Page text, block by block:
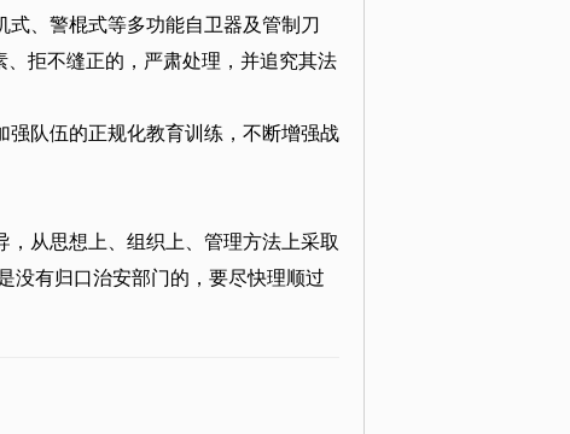
、警棍式等多功能自卫器及管制刀
拒不缝正的，严肃处理，并追究其法
强队伍的正规化教育训练，不断增强战
，从思想上、组织上、管理方法上采取
没有归口治安部门的，要尽快理顺过